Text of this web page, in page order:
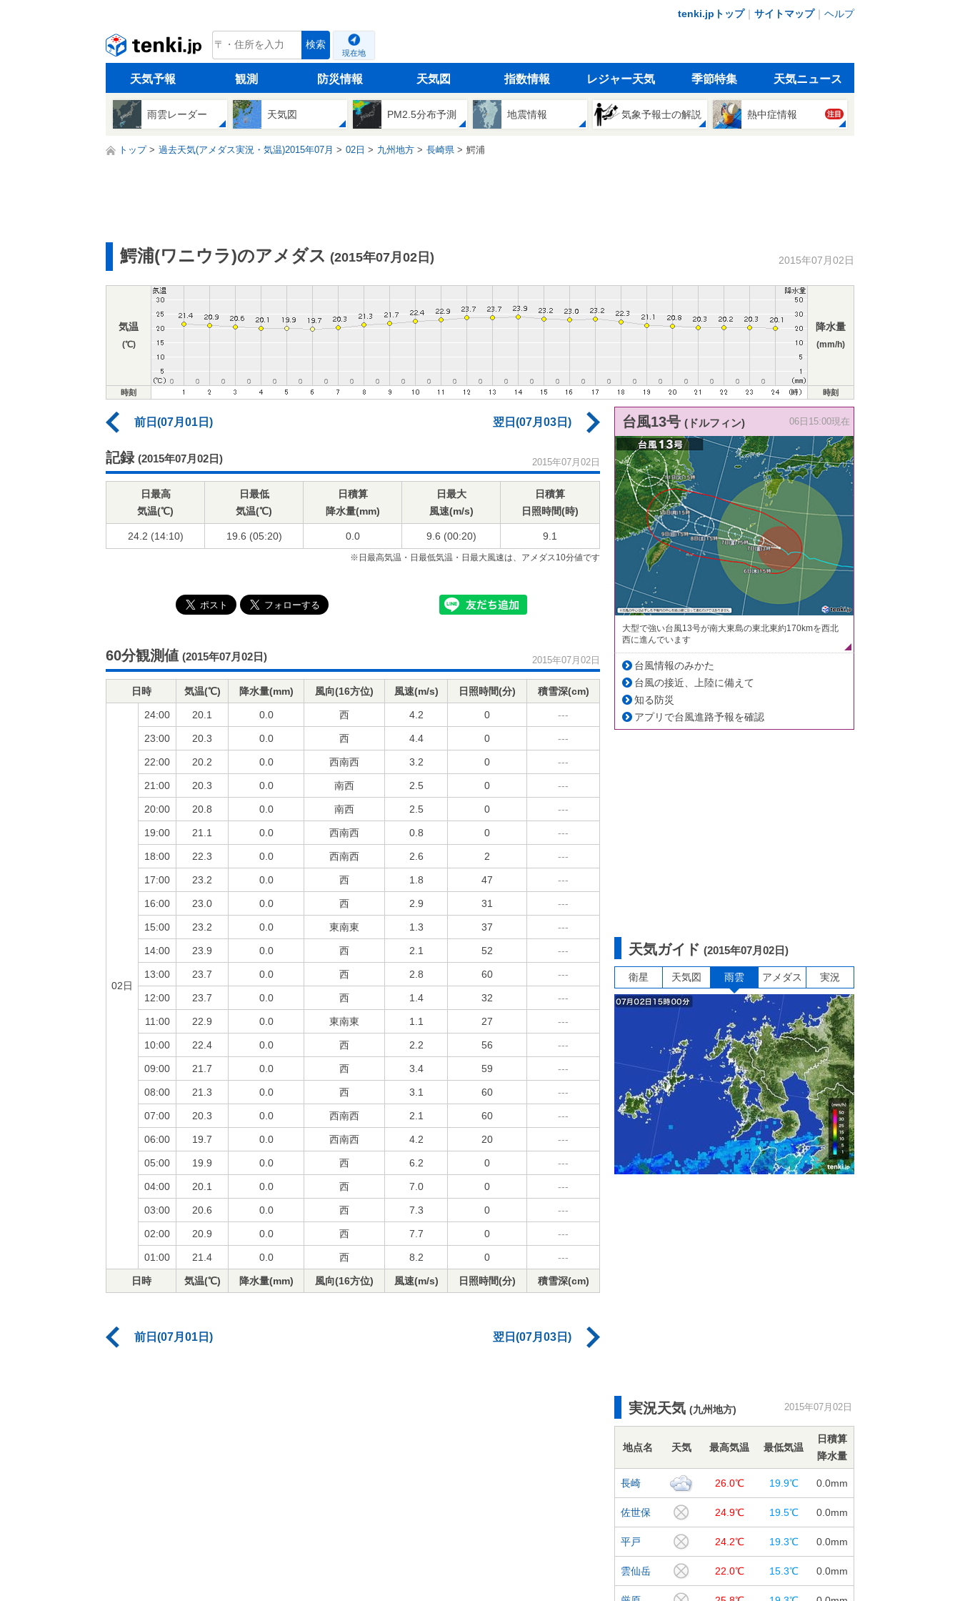
tenki.jpトップ｜ サイトマップ｜ ヘルプ
tenki.jp 検索
現在地
天気予報 観測 防災情報 天気図 指数情報 レジャー天気 季節特集 天気ニュース
雨雲レーダー 天気図 PM2.5分布予測 地震情報 気象予報士の解説 熱中症情報 注目
トップ 過去天気(アメダス実況・気温)2015年07月 02日 九州地方 長崎県 鰐浦
鰐浦(ワニウラ)のアメダス (2015年07月02日) 2015年07月02日
気温
(℃)
降水量
(mm/h)
時刻 時刻
前日(07月01日) 翌日(07月03日)
記録 (2015年07月02日) 2015年07月02日
日最高
気温(℃)
日最低
気温(℃)
日積算
降水量(mm)
日最大
風速(m/s)
日積算
日照時間(時)
24.2 (14:10) 19.6 (05:20) 0.0 9.6 (00:20) 9.1
※日最高気温・日最低気温・日最大風速は、アメダス10分値です
60分観測値 (2015年07月02日) 2015年07月02日
日時 気温(℃) 降水量(mm) 風向(16方位) 風速(m/s) 日照時間(分) 積雪深(cm)
02日
24:00 20.1 0.0 西 4.2 0 ---
23:00 20.3 0.0 西 4.4 0 ---
22:00 20.2 0.0 西南西 3.2 0 ---
21:00 20.3 0.0 南西 2.5 0 ---
20:00 20.8 0.0 南西 2.5 0 ---
19:00 21.1 0.0 西南西 0.8 0 ---
18:00 22.3 0.0 西南西 2.6 2 ---
17:00 23.2 0.0 西 1.8 47 ---
16:00 23.0 0.0 西 2.9 31 ---
15:00 23.2 0.0 東南東 1.3 37 ---
14:00 23.9 0.0 西 2.1 52 ---
13:00 23.7 0.0 西 2.8 60 ---
12:00 23.7 0.0 西 1.4 32 ---
11:00 22.9 0.0 東南東 1.1 27 ---
10:00 22.4 0.0 西 2.2 56 ---
09:00 21.7 0.0 西 3.4 59 ---
08:00 21.3 0.0 西 3.1 60 ---
07:00 20.3 0.0 西南西 2.1 60 ---
06:00 19.7 0.0 西南西 4.2 20 ---
05:00 19.9 0.0 西 6.2 0 ---
04:00 20.1 0.0 西 7.0 0 ---
03:00 20.6 0.0 西 7.3 0 ---
02:00 20.9 0.0 西 7.7 0 ---
01:00 21.4 0.0 西 8.2 0 ---
日時 気温(℃) 降水量(mm) 風向(16方位) 風速(m/s) 日照時間(分) 積雪深(cm)
前日(07月01日) 翌日(07月03日)
台風13号 (ドルフィン) 06日15:00現在
大型で強い台風13号が南大東島の東北東約170kmを西北
西に進んでいます
台風情報のみかた
台風の接近、上陸に備えて
知る防災
アプリで台風進路予報を確認
天気ガイド (2015年07月02日)
衛星 天気図 雨雲 アメダス 実況
実況天気 (九州地方) 2015年07月02日
地点名 天気 最高気温 最低気温
日積算
降水量
長崎 26.0℃ 19.9℃ 0.0mm
佐世保 24.9℃ 19.5℃ 0.0mm
平戸 24.2℃ 19.3℃ 0.0mm
雲仙岳 22.0℃ 15.3℃ 0.0mm